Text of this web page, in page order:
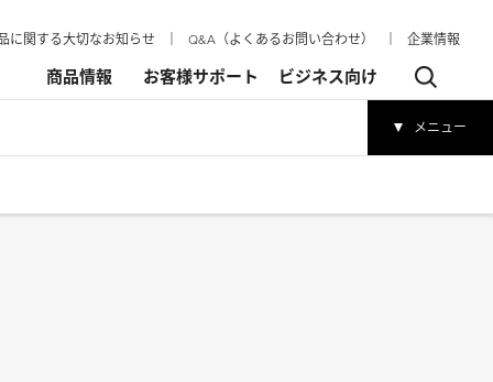
に関する大切なお知らせ Q&A（よくあるお問い合わせ） 企業情報
商品情報 お客様サポート ビジネス向け
メニュー